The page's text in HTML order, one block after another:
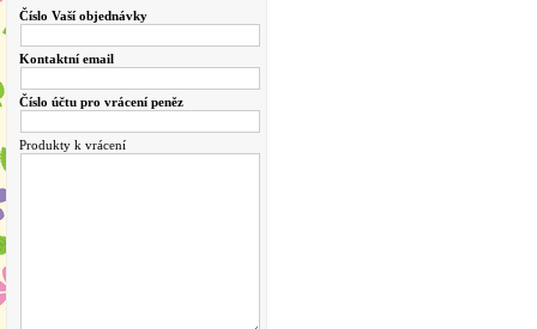
Číslo Vaší objednávky
Kontaktní email
Číslo účtu pro vrácení peněz
Produkty k vrácení